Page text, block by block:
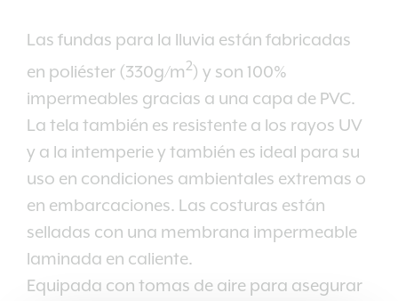
Las fundas para la lluvia están fabricadas
en poliéster (330g/m2) y son 100%
impermeables gracias a una capa de PVC.
La tela también es resistente a los rayos UV
y a la intemperie y también es ideal para su
uso en condiciones ambientales extremas o
en embarcaciones. Las costuras están
selladas con una membrana impermeable
laminada en caliente.
Equipada con tomas de aire para asegurar